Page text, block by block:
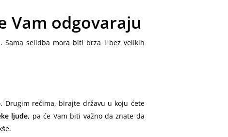
Vam odgovaraju
selidba mora biti brza i bez velikih
Drugim rečima, birajte državu u koju ćete
ljude, pa će Vam biti važno da znate da